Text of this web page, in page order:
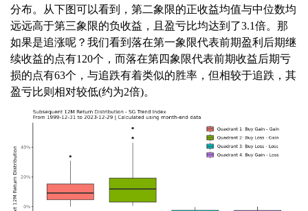
分布。从下图可以看到，第二象限的正收益均值与中位数均
远远高于第三象限的负收益，且盈亏比均达到了3.1倍。那
如果是追涨呢？我们看到落在第一象限代表前期盈利后期继
续收益的点有120个，而落在第四象限代表前期收益后期亏
损的点有63个，与追跌有着类似的胜率，但相较于追跌，其
盈亏比则相对较低(约为2倍)。